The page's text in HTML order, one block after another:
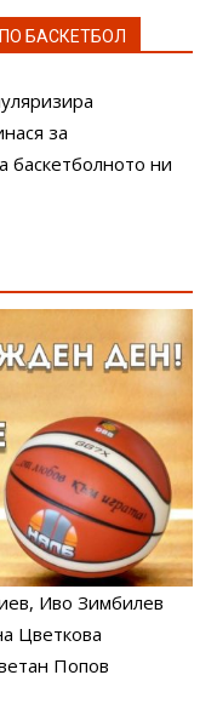
БАСКЕТБОЛ
за
баскетболното ни
, Иво Зимбилев
Цветкова
Попов